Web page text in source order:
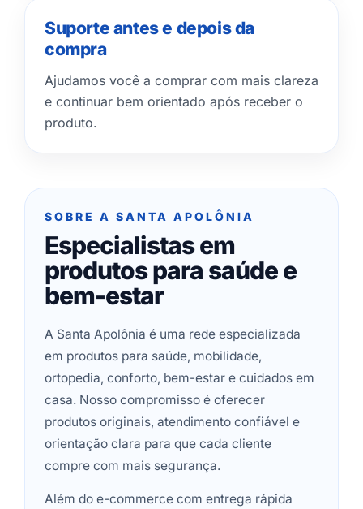
Suporte antes e depois da
compra
Ajudamos você a comprar com mais clareza
e continuar bem orientado após receber o
produto.
SOBRE A SANTA APOLÔNIA
Especialistas em
produtos para saúde e
bem-estar
A Santa Apolônia é uma rede especializada
em produtos para saúde, mobilidade,
ortopedia, conforto, bem-estar e cuidados em
casa. Nosso compromisso é oferecer
produtos originais, atendimento confiável e
orientação clara para que cada cliente
compre com mais segurança.
Além do e-commerce com entrega rápida